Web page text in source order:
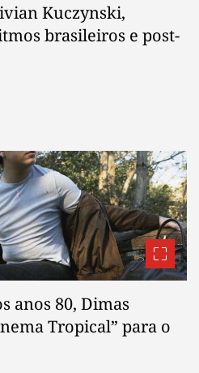
Kuczynski,
brasileiros e post-
anos 80, Dimas
Tropical” para o